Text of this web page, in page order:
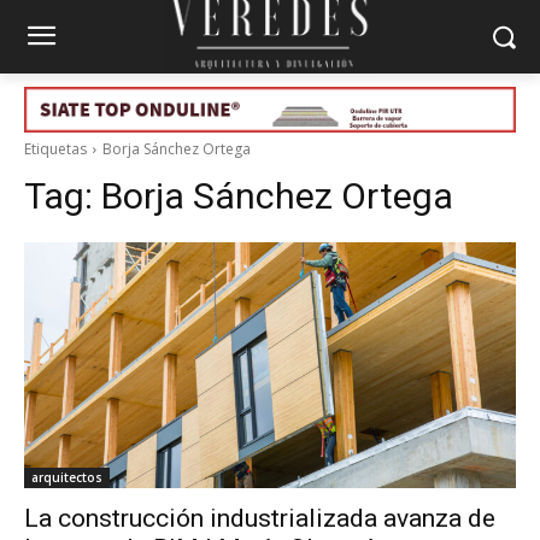
Etiquetas Borja Sánchez Ortega
Tag: Borja Sánchez Ortega
arquitectos
La construcción industrializada avanza de